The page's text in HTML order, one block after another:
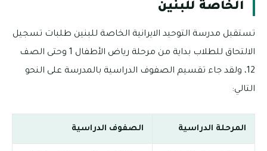
الخاصة للبنين
تستقبل مدرسة التوحيد الايرانية الخاصة للبنين طلبات تسجيل
الالتحاق للطلاب بداية من مرحلة رياض الأطفال 1 وحتى الصف
12، ولقد جاء تقسيم الصفوف الدراسية بالمدرسة على النحو
التالي:
المرحلة الدراسية الصفوف الدراسية